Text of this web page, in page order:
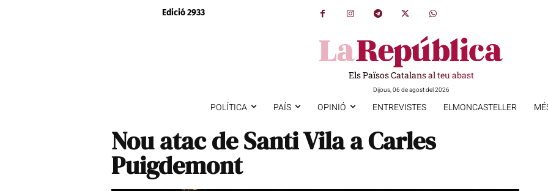
Edició 2933
Els Països Catalans al teu abast
Dijous, 06 de agost del 2026
POLÍTICA PAÍS OPINIÓ ENTREVISTES ELMONCASTELLER
Nou atac de Santi Vila a Carles
Puigdemont